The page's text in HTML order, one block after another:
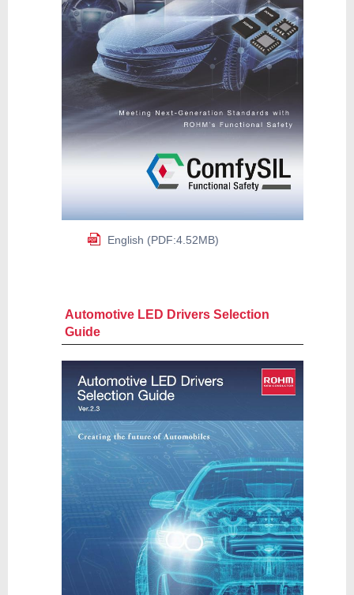
English (PDF:4.52MB)
Automotive LED Drivers Selection
Guide